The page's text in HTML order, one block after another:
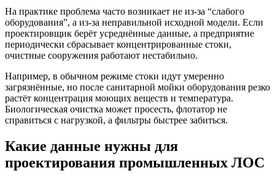
На практике проблема часто возникает не из-за “слабого
оборудования”, а из-за неправильной исходной модели. Если
проектировщик берёт усреднённые данные, а предприятие
периодически сбрасывает концентрированные стоки,
очистные сооружения работают нестабильно.
Например, в обычном режиме стоки идут умеренно
загрязнённые, но после санитарной мойки оборудования резко
растёт концентрация моющих веществ и температура.
Биологическая очистка может просесть, флотатор не
справиться с нагрузкой, а фильтры быстрее забиться.
Какие данные нужны для
проектирования промышленных ЛОС